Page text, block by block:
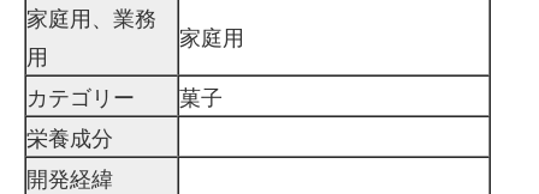
家庭用、業務
用
家庭用
カテゴリー
菓子
栄養成分
開発経緯